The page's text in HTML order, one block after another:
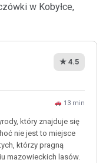
w Kobyłce,
★ 4.5
13 min
który znajduje się
nie jest to miejsce
którzy pragną
mazowieckich lasów.